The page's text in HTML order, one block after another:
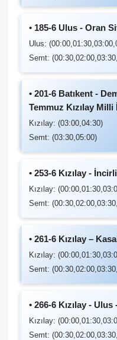
• 185-6 Ulus - Oran
Ulus:
Semt:
• 201-6 Batıkent -
Temmuz Kızılay Milli
Kızılay: (03:00,04:30)
Semt: (03:30,05:00)
• 253-6 Kızılay -
Kızılay:
Semt:
• 261-6 Kızılay –
Kızılay:
Semt:
• 266-6 Kızılay -
Kızılay:
Semt: